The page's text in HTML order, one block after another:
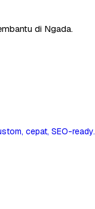
di Ngada.
cepat, SEO-ready.